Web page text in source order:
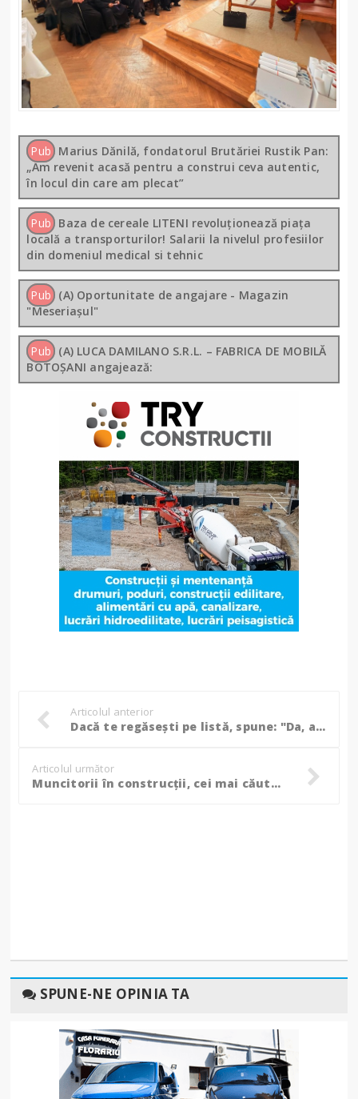
Pub Marius Dănilă, fondatorul Brutăriei Rustik Pan:
„Am revenit acasă pentru a construi ceva autentic,
în locul din care am plecat”
Pub Baza de cereale LITENI revoluționează piața
locală a transporturilor! Salarii la nivelul profesiilor
din domeniul medical si tehnic
Pub (A) Oportunitate de angajare - Magazin
"Meseriașul"
Pub (A) LUCA DAMILANO S.R.L. – FABRICA DE MOBILĂ
BOTOȘANI angajează:
Articolul anterior
Dacă te regăsești pe listă, spune: "Da, am fost acolo!”
Articolul următor
Muncitorii în construcții, cei mai căutați la nivel de județ - Vezi LISTA locurilor de muncă anunțată de AJOFM!
SPUNE-NE OPINIA TA